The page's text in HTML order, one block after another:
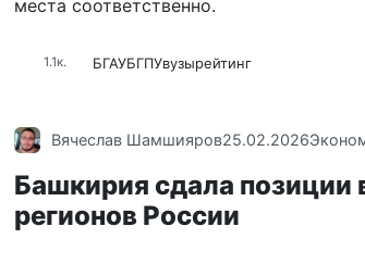
места соответственно.
1.1к. БГАУБГПУвузырейтинг
Вячеслав Шамшияров25.02.2026
Башкирия сдала позиции
регионов России